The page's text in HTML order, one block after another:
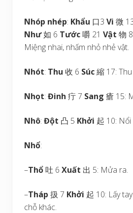
Nhóp nhép: Khẩu 口3 Vi 微
Như如 6 Tước嚼 21 Vật 物 8
Miệng nhai, nhấm nhỏ nhẻ vật.
Nhót: Thu 收 6 Súc縮 17:
Nhọt: Đinh 疔 7 Sang 瘡 15:
Nhô: Đột 凸 5 Khởi 起 10:
Nhổ:
–Thổ吐 6 Xuất 出 5: Mửa ra.
–Tháp 扱 7 Khởi 起 10: Lấy
chỗ khác.